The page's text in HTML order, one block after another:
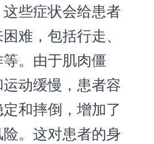
些症状会给患者
难，包括行走、
。由于肌肉僵
动缓慢，患者容
和摔倒，增加了
。这对患者的身